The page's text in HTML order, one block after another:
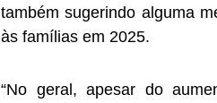
também sugerindo alguma
às famílias em 2025.
“No geral, apesar do